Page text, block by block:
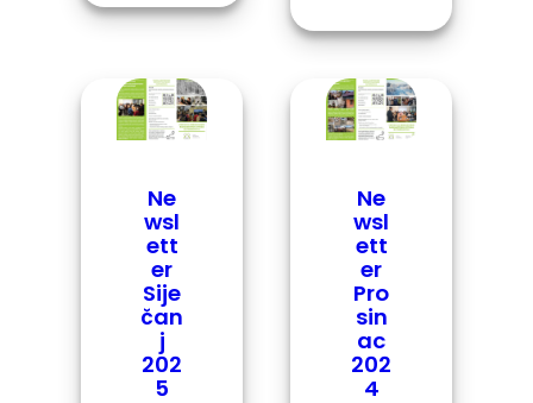
Ne
wsl
ett
er
Sije
čan
j
202
5
Ne
wsl
ett
er
Pro
sin
ac
202
4